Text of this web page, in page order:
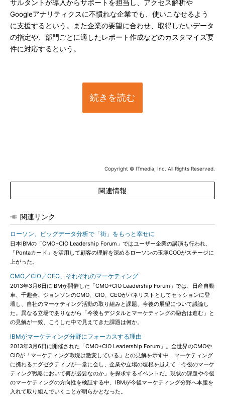
サルタントが導入からサポートを担当し、アクセス解析や
Googleアナリティクスに不慣れな企業でも、使いこなせるよう
に支援するという。また企業の要望に合わせ、取得したいデータ
の指定や、部門ごとに適したレポート作成などのカスタマイズ要
件に対応するという。
続きを読む
Copyright © ITmedia, Inc. All Rights Reserved.
関連情報
関連リンク
ローソン、ビッグデータ分析で「街」をもっと幸せに
日本IBMの「CMO+CIO Leadership Forum」ではユーザー企業の講演も行われ、
「Pontaカード」を活用して顧客の理解を深めるローソンの玉塚COOがステージに
上がった。
CMO／CIO／CEO、それぞれのマーケティング
2013年3月6日にIBMが開催した「CMO+CIO Leadership Forum」では、日産自動
車、千趣会、ジョンソンのCMO、CIO、CEOがパネリストとしてセッションに登
壇し、自社のマーケティング活動の取り組みと課題、今後の展望について議論し
た。異なる立場でありながら「今後もデジタルとマーケティングの融合は進む」と
の見解が一致、こうした中で見えてきた課題は何か。
IBMがマーケティング分野にフォーカスする理由
2013年3月6日に開催された「CMO+CIO Leadership Forum」。全世界のCMOや
CIOが「マーケティング環境は激変している」との見解を示す中、マーケティング
に携わるエグゼクティブが一堂に会し、企業や立場の垣根を越えて「今後のマーケ
ティング戦略において何が必要なのか」を探求するイベントだ。現状の課題や今後
のマーケティングの方向性を検証する中、IBMが今後マーケティング分野へ本腰を
入れて取り組んでいくことが明らかとなった。